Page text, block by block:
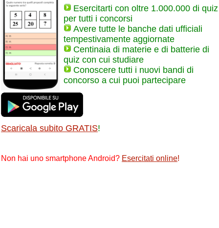
Esercitarti con oltre 1.000.000 di quiz
per tutti i concorsi
Avere tutte le banche dati ufficiali
tempestivamente aggiornate
Centinaia di materie e di batterie di
quiz con cui studiare
Conoscere tutti i nuovi bandi di
concorso a cui puoi partecipare
Scaricala subito GRATIS!
Non hai uno smartphone Android? Esercitati online!